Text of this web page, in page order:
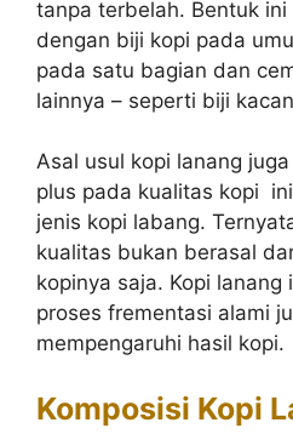
tanpa terbelah. Bentuk
dengan biji kopi pada
pada satu bagian dan
lainnya – seperti biji
Asal usul kopi lanang
plus pada kualitas kopi
jenis kopi labang.
kualitas bukan berasal
kopinya saja. Kopi
proses frementasi alami
mempengaruhi hasil kopi.
Komposisi Kopi